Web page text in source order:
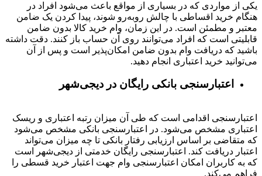
یکی از مواردی که در بسیاری از مواقع باعث می‌شود افراد در
هنگام خرید اقساطی با چالش روبه‌رو شوند، پیدا کردن یک ضامن
معتبر و مطمئن است. در این زمان، وام خرید کالا بدون ضامن
قابلیتی است که افراد می‌توانند روی آن حساب باز کنند. دقت داشته
باشید که دریافت وام بدون ضامن امکان‌پذیر است و پس از آن
می‌توانید خرید اعتباری انجام دهید.
اعتبارسنجی بانکی رایگان در دیجی‌شهر
اعتبارسنجی اقدامی است که طی آن میزان رتبه اعتباری و ریسک
اعتباری مشخص می‌شود. در اعتبارسنجی بانکی مشخص می‌شود
که متقاضی بر اساس ارزیابی رفتار بانکی تا چه میزان می‌تواند
اعتبار دریافت کند. اعتبارسنجی رایگان خدمتی از دیجی‌شهر است
که به کاربران امکان اعتبارسنجی وام جهت اعتبار خرید قسطی را
فراهم می‌کند.